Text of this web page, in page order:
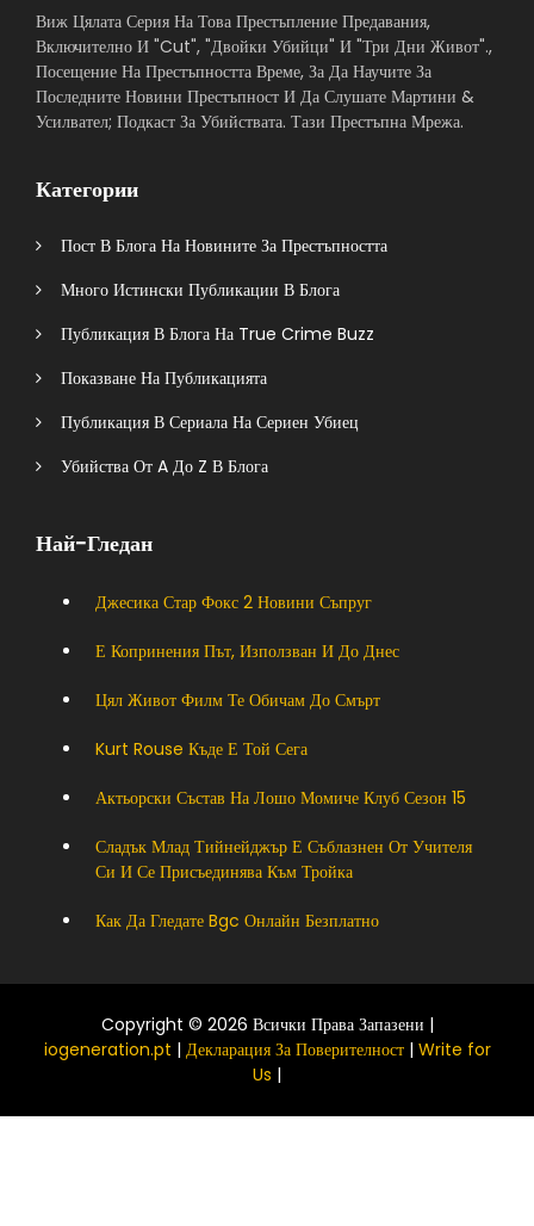
Виж Цялата Серия На Това Престъпление Предавания,
Включително И "Cut", "Двойки Убийци" И "Три Дни Живот".,
Посещение На Престъпността Време, За Да Научите За
Последните Новини Престъпност И Да Слушате Мартини &
Усилвател; Подкаст За Убийствата. Тази Престъпна Мрежа.
Категории
Пост В Блога На Новините За Престъпността
Много Истински Публикации В Блога
Публикация В Блога На True Crime Buzz
Показване На Публикацията
Публикация В Сериала На Сериен Убиец
Убийства От A До Z В Блога
Най-Гледан
Джесика Стар Фокс 2 Новини Съпруг
Е Копринения Път, Използван И До Днес
Цял Живот Филм Те Обичам До Смърт
Kurt Rouse Къде Е Той Сега
Актьорски Състав На Лошо Момиче Клуб Сезон 15
Сладък Млад Тийнейджър Е Съблазнен От Учителя
Си И Се Присъединява Към Тройка
Как Да Гледате Bgc Онлайн Безплатно
Copyright © 2026 Всички Права Запазени |
iogeneration.pt | Декларация За Поверителност| Write for
Us |